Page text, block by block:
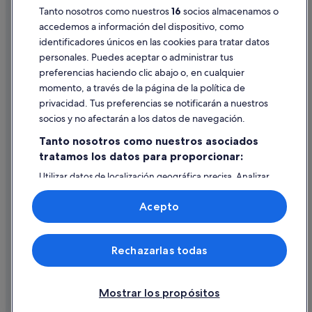
Relais & Chateaux hoteles en Sevilla
Hoteles cerca de Archidiócesis de Sevilla
Townhouses/Affittacamere en Andalucía
Hoteles con todo incluido en Sevilla
Centro histórico hoteles
Best Western hoteles en Sevilla
Pensiones en Andalucía
Pautas sobre el contenido y cómo denunciar contenido
Ayuda
Cancelar un vuelo
Cancelar una reserva de hotel o de un alquiler vacacional
Utilizar un cupón de Expedia
Documentos para viajes internacionales
© 2026 Expedia, Inc., una empresa de Expedia Group. Todos los
derechos reservados. Expedia y el logotipo de Expedia son marcas
comerciales o marcas comerciales registradas de Expedia, Inc.
Tanto nosotros como nuestros16 socios almacenamos o
accedemos a información del dispositivo, como
identificadores únicos en las cookies para tratar datos
personales. Puedes aceptar o administrar tus
preferencias haciendo clic abajo o, en cualquier
momento, a través de la página de la política de
privacidad. Tus preferencias se notificarán a nuestros
socios y no afectarán a los datos de navegación.
Tanto nosotros como nuestros asociados
tratamos los datos para proporcionar:
Utilizar datos de localización geográfica precisa. Analizar
activamente las características del dispositivo para su
identificación. Almacenar la información en un dispositivo
y/o acceder a ella. Publicidad y contenido personalizados,
medición de publicidad y contenido, investigación de
audiencia y desarrollo de servicios.
Lista de asociados (proveedores)
Mostrar los propósitos
Rechazarlas todas
Acepto